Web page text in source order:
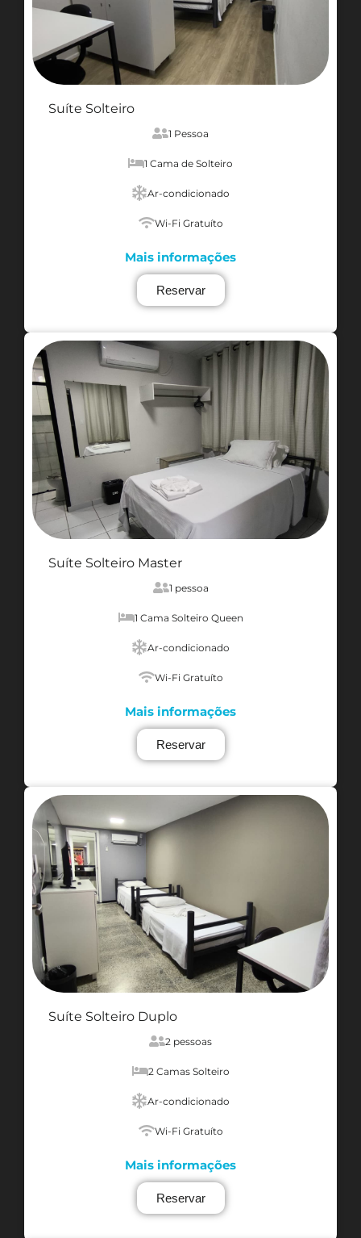
Suíte Solteiro
1 Pessoa
1 Cama de Solteiro
Ar-condicionado
Wi-Fi Gratuíto
Mais informações
Reservar
Suíte Solteiro Master
1 pessoa
1 Cama Solteiro Queen
Ar-condicionado
Wi-Fi Gratuíto
Mais informações
Reservar
Suíte Solteiro Duplo
2 pessoas
2 Camas Solteiro
Ar-condicionado
Wi-Fi Gratuíto
Mais informações
Reservar